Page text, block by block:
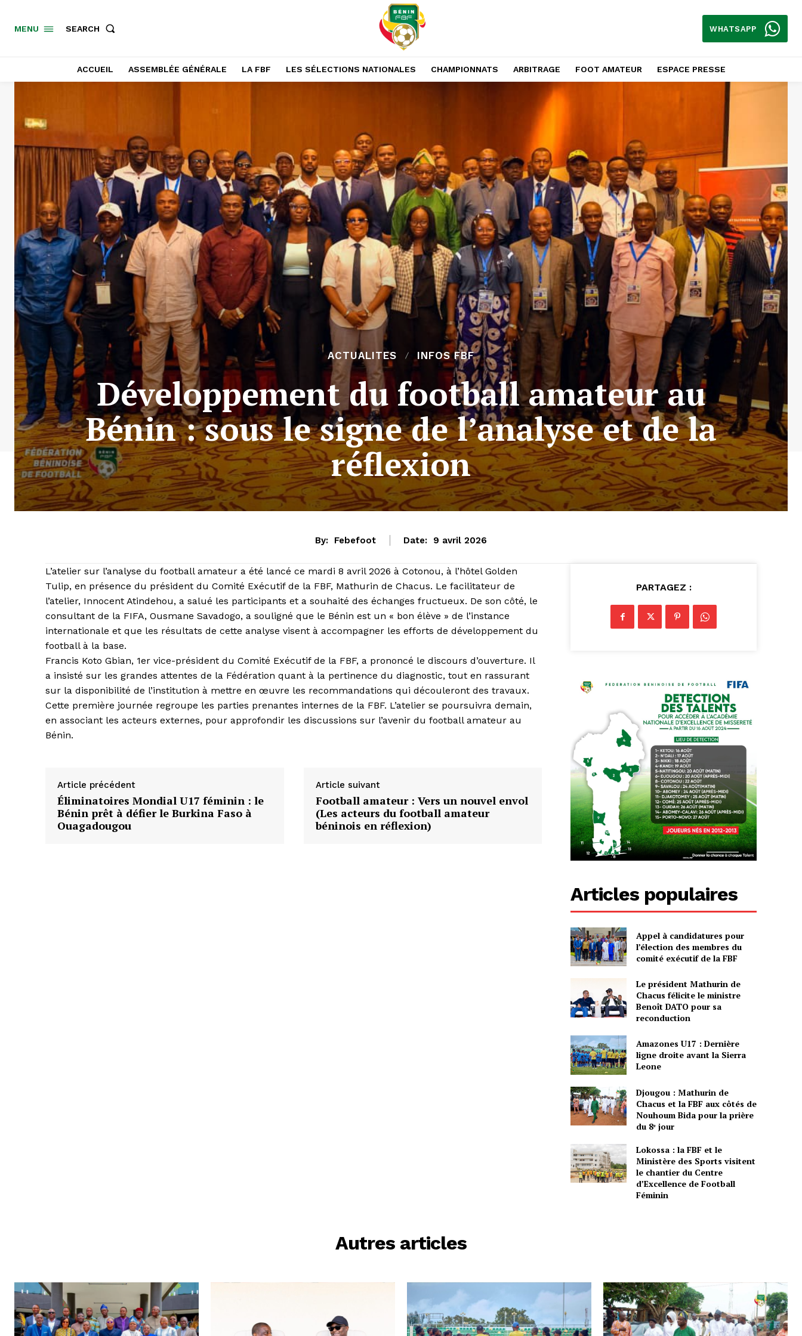
MENU SEARCH WHATSAPP
ACCUEIL ASSEMBLÉE GÉNÉRALE LA FBF LES SÉLECTIONS NATIONALES CHAMPIONNATS ARBITRAGE FOOT AMATEUR ESPACE PRESSE
ACTUALITES INFOS FBF
Développement du football amateur au
Bénin : sous le signe de l’analyse et de la
réflexion
By: Febefoot Date: 9 avril 2026
L’atelier sur l’analyse du football amateur a été lancé ce mardi 8 avril 2026 à Cotonou, à l’hôtel Golden
Tulip, en présence du président du Comité Exécutif de la FBF, Mathurin de Chacus. Le facilitateur de
l’atelier, Innocent Atindehou, a salué les participants et a souhaité des échanges fructueux. De son côté, le
consultant de la FIFA, Ousmane Savadogo, a souligné que le Bénin est un « bon élève » de l’instance
internationale et que les résultats de cette analyse visent à accompagner les efforts de développement du
football à la base.
​Francis Koto Gbian, 1er vice-président du Comité Exécutif de la FBF, a prononcé le discours d’ouverture. Il
a insisté sur les grandes attentes de la Fédération quant à la pertinence du diagnostic, tout en rassurant
sur la disponibilité de l’institution à mettre en œuvre les recommandations qui découleront des travaux.
​Cette première journée regroupe les parties prenantes internes de la FBF. L’atelier se poursuivra demain,
en associant les acteurs externes, pour approfondir les discussions sur l’avenir du football amateur au
Bénin.
Article précédent
Éliminatoires Mondial U17 féminin : le
Bénin prêt à défier le Burkina Faso à
Ouagadougou
Article suivant
Football amateur : Vers un nouvel envol
(Les acteurs du football amateur
béninois en réflexion)
PARTAGEZ :
Articles populaires
Appel à candidatures pour
l’élection des membres du
comité exécutif de la FBF
Le président Mathurin de
Chacus félicite le ministre
Benoît DATO pour sa
reconduction
Amazones U17 : Dernière
ligne droite avant la Sierra
Leone
Djougou : Mathurin de
Chacus et la FBF aux côtés de
Nouhoum Bida pour la prière
du 8ᵉ jour
Lokossa : la FBF et le
Ministère des Sports visitent
le chantier du Centre
d’Excellence de Football
Féminin
Autres articles